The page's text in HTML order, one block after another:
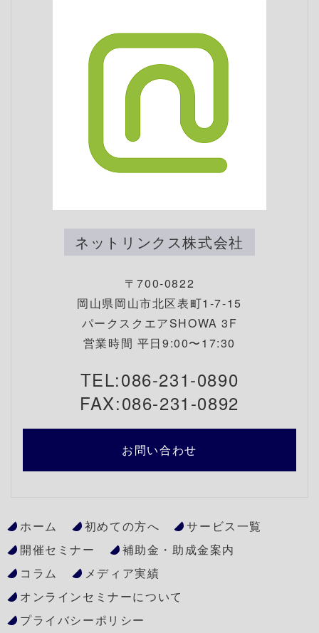
ネットリンクス株式会社
〒700-0822
岡山県岡山市北区表町1-7-15
パークスクエアSHOWA 3F
営業時間 平日9:00〜17:30
TEL:086-231-0890
FAX:086-231-0892
お問い合わせ
ホーム 初めての方へ
サービス一覧
開催セミナー
補助金・助成金案内
コラム
メディア実績
オンラインセミナーについて
プライバシーポリシー